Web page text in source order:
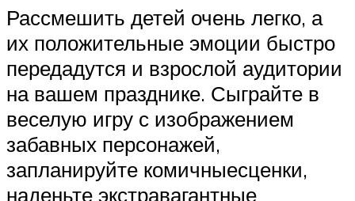
Рассмешить детей очень легко, а
их положительные эмоции быстро
передадутся и взрослой аудитории
на вашем празднике. Сыграйте в
веселую игру с изображением
забавных персонажей,
запланируйте комичныесценки,
наденьте экстравагантные